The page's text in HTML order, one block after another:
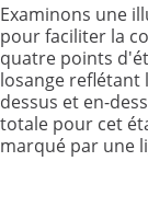
Examinons une
pour faciliter la
quatre points
losange reflétant
dessus et en-
totale pour cet
marqué par une